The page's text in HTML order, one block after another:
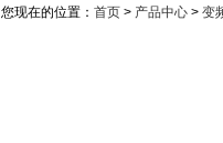
您现在的位置： 首页 > 产品中心 > 变